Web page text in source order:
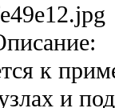
к
и